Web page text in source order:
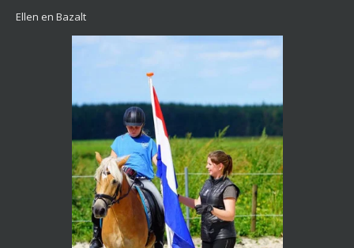
Ellen en Bazalt